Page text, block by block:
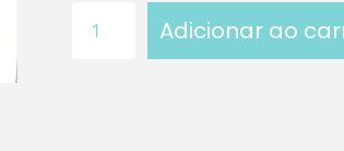
Adicionar ao